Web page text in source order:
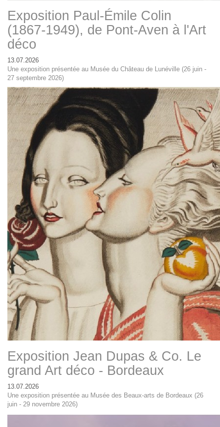
Exposition Paul-Émile Colin
(1867-1949), de Pont-Aven à l'Art
déco
13.07.2026
Une exposition présentée au Musée du Château de Lunéville (26 juin -
27 septembre 2026)
Exposition Jean Dupas & Co. Le
grand Art déco - Bordeaux
13.07.2026
Une exposition présentée au Musée des Beaux-arts de Bordeaux (26
juin - 29 novembre 2026)